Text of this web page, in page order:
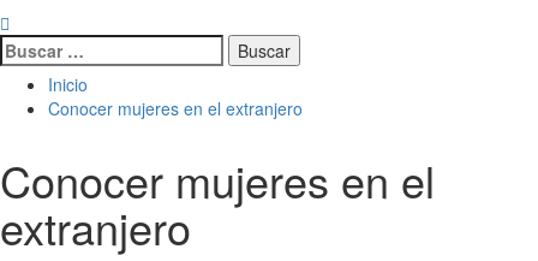
Buscar:
Inicio
Conocer mujeres en el extranjero
Conocer mujeres en el
extranjero